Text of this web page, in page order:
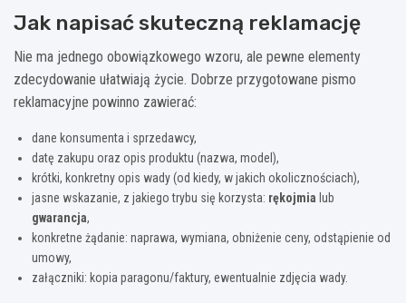
Jak napisać skuteczną reklamację
Nie ma jednego obowiązkowego wzoru, ale pewne elementy
zdecydowanie ułatwiają życie. Dobrze przygotowane pismo
reklamacyjne powinno zawierać:
dane konsumenta i sprzedawcy,
datę zakupu oraz opis produktu (nazwa, model),
krótki, konkretny opis wady (od kiedy, w jakich okolicznościach),
jasne wskazanie, z jakiego trybu się korzysta: rękojmia lub
gwarancja,
konkretne żądanie: naprawa, wymiana, obniżenie ceny, odstąpienie od
umowy,
załączniki: kopia paragonu/faktury, ewentualnie zdjęcia wady.